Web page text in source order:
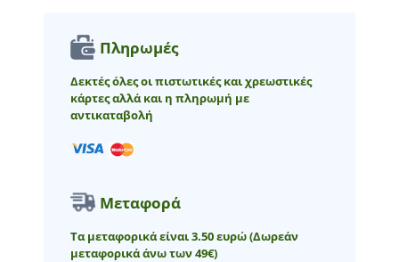
Πληρωμές
Δεκτές όλες οι πιστωτικές και χρεωστικές
κάρτες αλλά και η πληρωμή με
αντικαταβολή
Μεταφορά
Τα μεταφορικά είναι 3.50 ευρώ(Δωρεάν
μεταφορικά άνω των 49€)